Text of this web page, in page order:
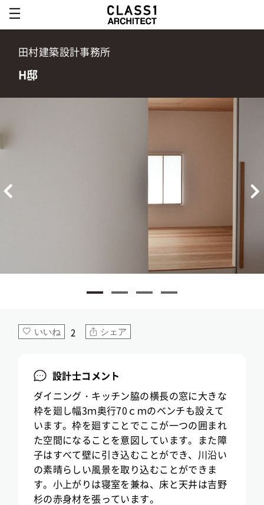
田村建築設計事務所
H邸
いいね 2 シェア
設計士コメント
ダイニング・キッチン脇の横長の窓に大きな
枠を廻し幅3ｍ奥行70ｃｍのベンチも設えて
います。枠を廻すことでここが一つの囲まれ
た空間になることを意図しています。また障
子はすべて壁に引き込むことができ、川沿い
の素晴らしい風景を取り込むことができま
す。小上がりは寝室を兼ね、床と天井は吉野
杉の赤身材を張っています。